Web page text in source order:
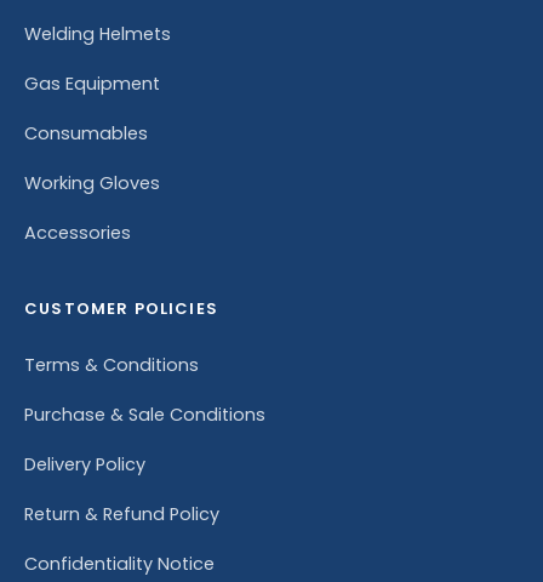
Welding Helmets
Gas Equipment
Consumables
Working Gloves
Accessories
CUSTOMER POLICIES
Terms & Conditions
Purchase & Sale Conditions
Delivery Policy
Return & Refund Policy
Confidentiality Notice